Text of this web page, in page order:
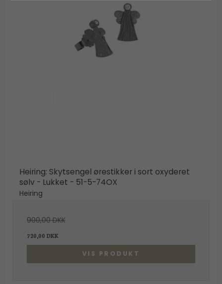
Heiring: Skytsengel ørestikker i sort oxyderet
sølv - Lukket - 51-5-74OX
Heiring
900,00 DKK
720,00 DKK
VIS PRODUKT